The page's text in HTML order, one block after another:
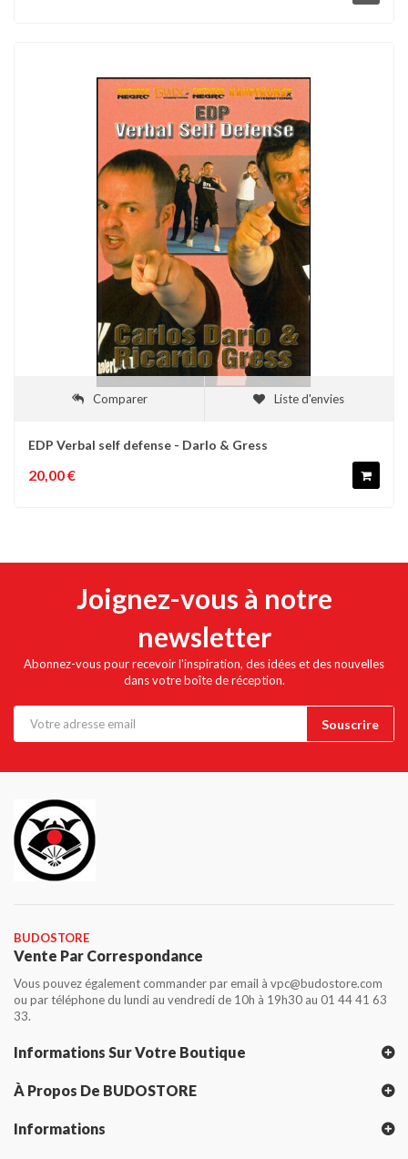
Comparer Liste d'envies
EDP Verbal self defense - Darlo & Gress
20,00 €
Joignez-vous à notre
newsletter
Abonnez-vous pour recevoir l'inspiration, des idées et des nouvelles
dans votre boîte de réception.
BUDOSTORE
Vente Par Correspondance
Vous pouvez également commander par email à vpc@budostore.com
ou par téléphone du lundi au vendredi de 10h à 19h30 au 01 44 41 63
33.
Informations Sur Votre Boutique
À Propos De BUDOSTORE
Informations